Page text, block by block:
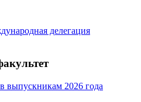
делегация
2026 года